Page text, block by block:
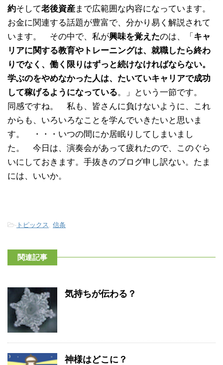
約そして老後資産まで広範囲な内容になっています。
お金に関連する話題が豊富で、分かり易く解説されて
います。 その中で、私が興味を覚えたのは、「 キャ
リアに関する教育やトレーニングは、就職したら終わ
りでなく、働く限りはずっと続けなければならない。
学ぶのをやめなかった人は、たいていキャリアで成功
して稼げるようになっている。」という一節です。
同感ですね。 私も、皆さんに負けないように、これ
からも、いろいろなことを学んでいきたいと思いま
す。 ・・・いつの間にか居眠りしてしまいまし
た。 今日は、演奏会があって疲れたので、このぐら
いにしておきます。手抜きのブログ申し訳ない。たま
には、いいか。
- トピックス 信条
関連記事
気持ちが伝わる？
神様はどこに？